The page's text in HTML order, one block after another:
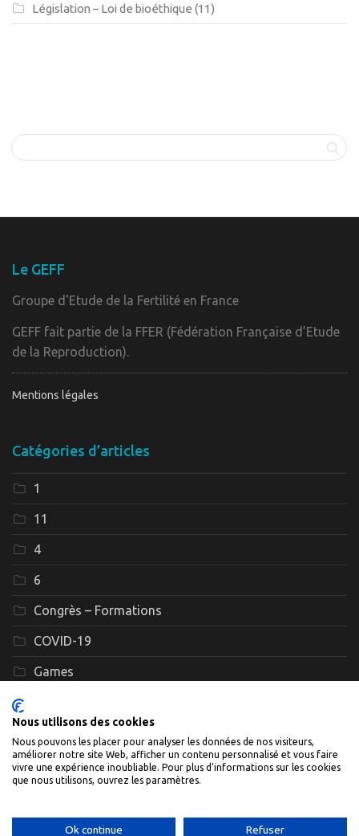
Législation – Loi de bioéthique (11)
Le GEFF
Groupe d'Etude de la Fertilité en France
GEFF fait partie de la FFER (Fédération Française d’Etude
de la Reproduction).
Mentions légales
Catégories d’articles
1
11
4
6
Congrès – Formations
COVID-19
Games
Législation – Loi de bioéthique
Nous utilisons des cookies
Nous pouvons les placer pour analyser les données de nos visiteurs,
améliorer notre site Web, afficher un contenu personnalisé et vous faire
vivre une expérience inoubliable. Pour plus d'informations sur les cookies
que nous utilisons, ouvrez les paramètres.
Ok continue Refuser